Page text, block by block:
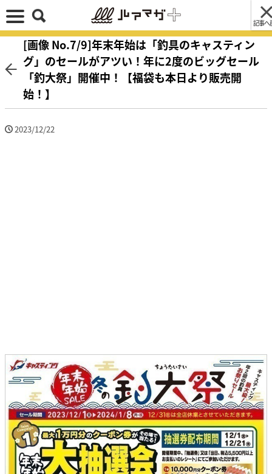
記事へ
[画像 No.7/9]年末年始は「釣具のキャスティン
グ」のセールがアツい！年に2度のビッグセール
「釣大祭」開催中！【福袋も本日より販売開
始！】
2023/12/22